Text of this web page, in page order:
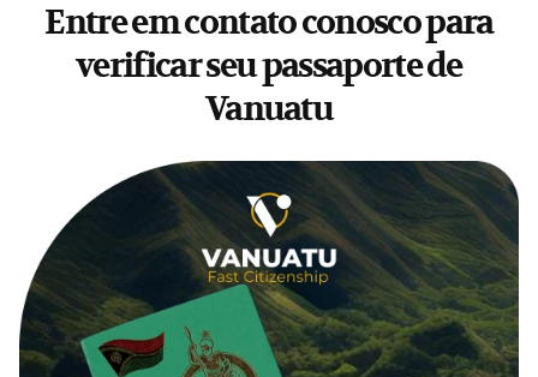
Entre em contato conosco para
verificar seu passaporte de
Vanuatu